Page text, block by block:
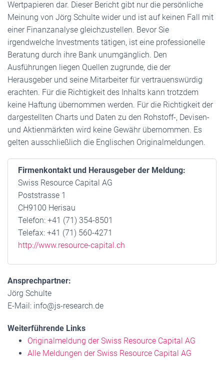
Wertpapieren dar. Dieser Bericht gibt nur die persönliche
Meinung von Jörg Schulte wider und ist auf keinen Fall mit
einer Finanzanalyse gleichzustellen. Bevor Sie
irgendwelche Investments tätigen, ist eine professionelle
Beratung durch ihre Bank unumgänglich. Den
Ausführungen liegen Quellen zugrunde, die der
Herausgeber und seine Mitarbeiter für vertrauenswürdig
erachten. Für die Richtigkeit des Inhalts kann trotzdem
keine Haftung übernommen werden. Für die Richtigkeit der
dargestellten Charts und Daten zu den Rohstoff-, Devisen-
und Aktienmärkten wird keine Gewähr übernommen. Es
gelten ausschließlich die Englischen Originalmeldungen.
Firmenkontakt und Herausgeber der Meldung:
Swiss Resource Capital AG
Poststrasse 1
CH9100 Herisau
Telefon: +41 (71) 354-8501
Telefax: +41 (71) 560-4271
http://www.resource-capital.ch
Ansprechpartner:
Jörg Schulte
E-Mail: info@js-research.de
Weiterführende Links
Originalmeldung der Swiss Resource Capital AG
Alle Meldungen der Swiss Resource Capital AG